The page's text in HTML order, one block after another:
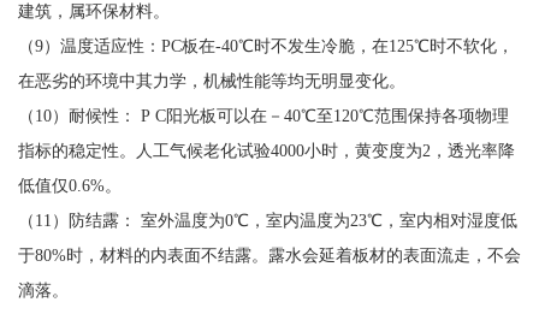
建筑，属环保材料。
（9）温度适应性：PC板在-40℃时不发生冷脆，在125℃时不软化，
在恶劣的环境中其力学，机械性能等均无明显变化。
（10）耐候性： P C阳光板可以在－40℃至120℃范围保持各项物理
指标的稳定性。人工气候老化试验4000小时，黄变度为2，透光率降
低值仅0.6%。
（11）防结露： 室外温度为0℃，室内温度为23℃，室内相对湿度低
于80%时，材料的内表面不结露。露水会延着板材的表面流走，不会
滴落。